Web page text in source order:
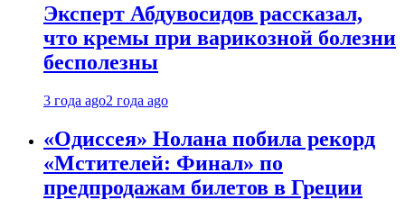
Эксперт Абдувосидов рассказал,
что кремы при варикозной болезни
бесполезны
3 года ago2 года ago
«Одиссея» Нолана побила рекорд
«Мстителей: Финал» по
предпродажам билетов в Греции